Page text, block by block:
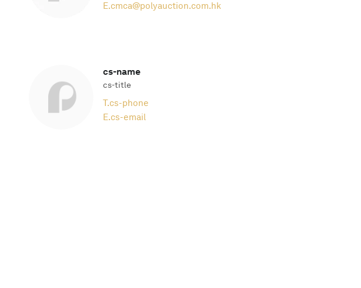
E.cmca@polyauction.com.hk
cs-name
cs-title
T.cs-phone
E.cs-email